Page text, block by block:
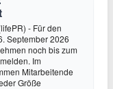
- Für den
September 2026
noch bis zum
Im
Mitarbeitende
Größe